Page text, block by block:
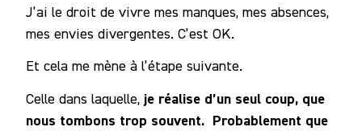
J’ai le droit de vivre mes manques, mes absences,
mes envies divergentes. C’est OK.
Et cela me mène à l’étape suivante.
Celle dans laquelle, je réalise d’un seul coup, que
nous tombons trop souvent. Probablement que